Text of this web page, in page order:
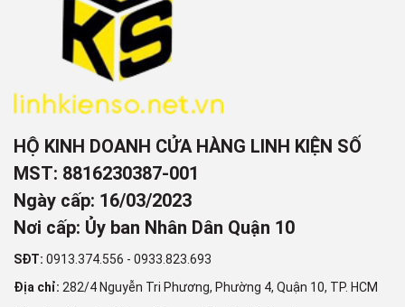
HỘ KINH DOANH CỬA HÀNG LINH KIỆN SỐ
MST: 8816230387-001
Ngày cấp: 16/03/2023
Nơi cấp: Ủy ban Nhân Dân Quận 10
SĐT: 0913.374.556 - 0933.823.693
Địa chỉ: 282/4 Nguyễn Tri Phương, Phường 4, Quận 10, TP. HCM